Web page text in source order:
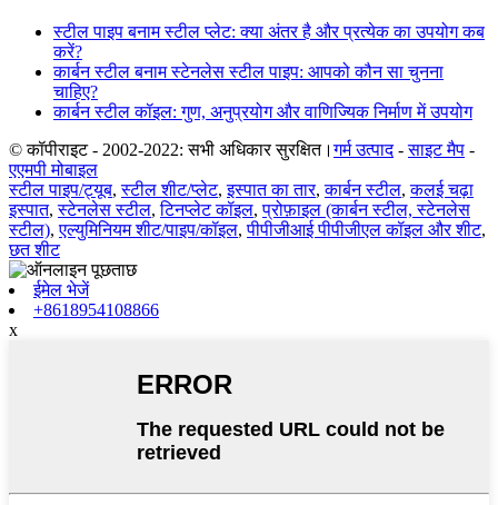
स्टील पाइप बनाम स्टील प्लेट: क्या अंतर है और प्रत्येक का उपयोग कब
करें?
कार्बन स्टील बनाम स्टेनलेस स्टील पाइप: आपको कौन सा चुनना
चाहिए?
कार्बन स्टील कॉइल: गुण, अनुप्रयोग और वाणिज्यिक निर्माण में उपयोग
© कॉपीराइट - 2002-2022: सभी अधिकार सुरक्षित।गर्म उत्पाद-साइट मैप -
एएमपी मोबाइल
स्टील पाइप/ट्यूब,स्टील शीट/प्लेट,इस्पात का तार,कार्बन स्टील,कलई चढ़ा
इस्पात,स्टेनलेस स्टील,टिनप्लेट कॉइल,प्रोफ़ाइल (कार्बन स्टील, स्टेनलेस
स्टील),एल्युमिनियम शीट/पाइप/कॉइल,पीपीजीआई पीपीजीएल कॉइल और शीट,
छत शीट
ईमेल भेजें
+8618954108866
x